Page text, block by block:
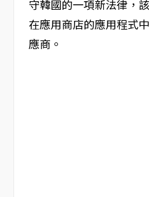
守韓國的一項新法律，
在應用商店的應用程式
應商。